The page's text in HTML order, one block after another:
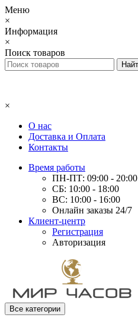
Меню
×
Информация
×
Поиск товаров
×
О нас
Доставка и Оплата
Контакты
Время работы
ПН-ПТ: 09:00 - 20:00
СБ: 10:00 - 18:00
ВС: 10:00 - 16:00
Онлайн заказы 24/7
Клиент-центр
Регистрация
Авторизация
Все категории